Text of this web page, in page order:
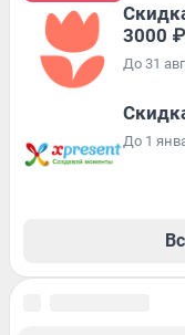
3000
До 31
До 1